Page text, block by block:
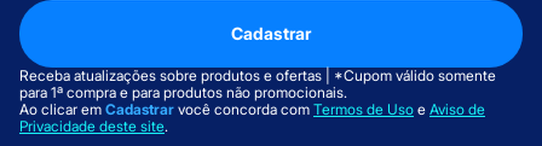
Cadastrar
Receba atualizações sobre produtos e ofertas | *Cupom válido somente
para 1ª compra e para produtos não promocionais.
Ao clicar em Cadastrar você concorda com Termos de Uso e Aviso de
Privacidade deste site.